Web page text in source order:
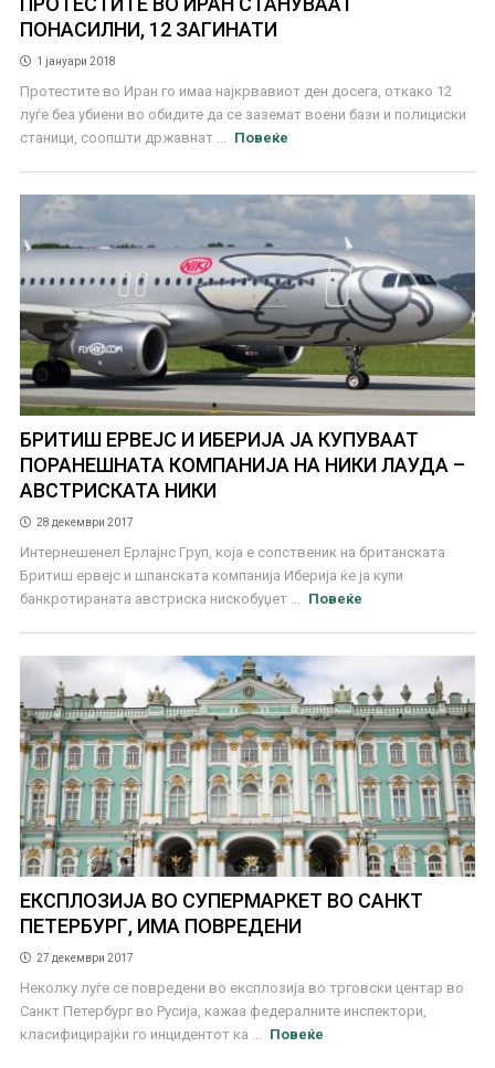
ПОНАСИЛНИ, 12 ЗАГИНАТИ
1 јануари 2018
Протестите во Иран го имаа најкрвавиот ден досега, откако 12
луѓе беа убиени во обидите да се заземат воени бази и полициски
станици, соопшти државнат ...
Повеќе
БРИТИШ ЕРВЕЈС И ИБЕРИЈА ЈА КУПУВААТ
ПОРАНЕШНАТА КОМПАНИЈА НА НИКИ ЛАУДА –
АВСТРИСКАТА НИКИ
28 декември 2017
Интернешенел Ерлајнс Груп, која е сопственик на британската
Бритиш ервејс и шпанската компанија Иберија ќе ја купи
банкротираната австриска нискобуџет ...
Повеќе
ЕКСПЛОЗИЈА ВО СУПЕРМАРКЕТ ВО САНКТ
ПЕТЕРБУРГ, ИМА ПОВРЕДЕНИ
27 декември 2017
Неколку луѓе се повредени во експлозија во трговски центар во
Санкт Петербург во Русија, кажаа федералните инспектори,
класифицирајќи го инцидентот ка ...
Повеќе